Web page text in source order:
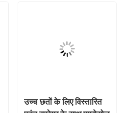
उच्च छतों के लिए विस्तारित